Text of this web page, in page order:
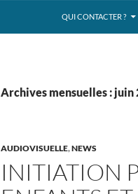
QUI CONTACTER ?
Archives mensuelles : juin
AUDIOVISUELLE,NEWS
INITIATION